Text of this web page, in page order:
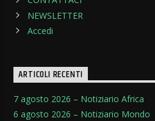
NEWSLETTER
Accedi
ARTICOLI RECENTI
7 agosto 2026 – Notiziario Africa
6 agosto 2026 – Notiziario Mondo